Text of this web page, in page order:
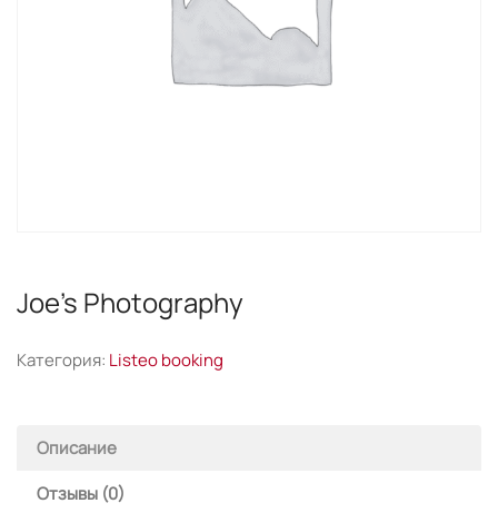
Joe’s Photography
Категория: Listeo booking
Описание
Отзывы (0)